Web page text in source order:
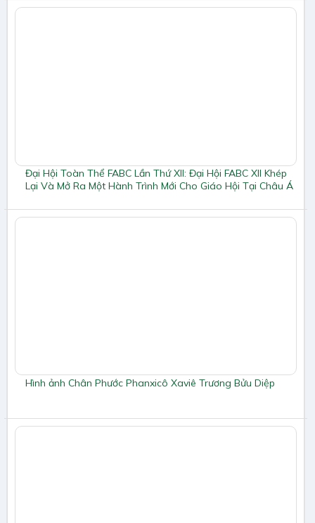
Đại Hội Toàn Thể FABC Lần Thứ XII: Đại Hội FABC XII Khép
Lại Và Mở Ra Một Hành Trình Mới Cho Giáo Hội Tại Châu Á
Hình ảnh Chân Phước Phanxicô Xaviê Trương Bửu Diệp